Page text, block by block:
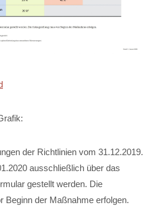
der Richtlinien vom 31.12.2019.
ausschließlich über das
gestellt werden. Die
Beginn der Maßnahme erfolgen.